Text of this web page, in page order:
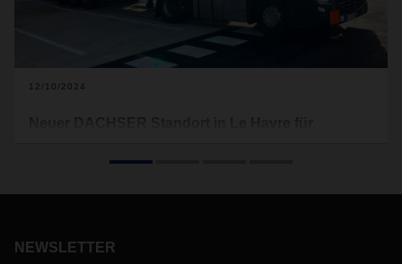
12/10/2024
Havre eine neue Logistikanlage in Betrieb genommen. Der
Nahe des größten Frachthafen Frankreichs.
NEWSLETTER